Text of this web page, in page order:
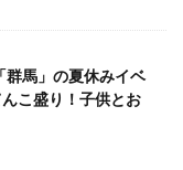
群馬」の夏休みイベ
こ盛り！子供とお